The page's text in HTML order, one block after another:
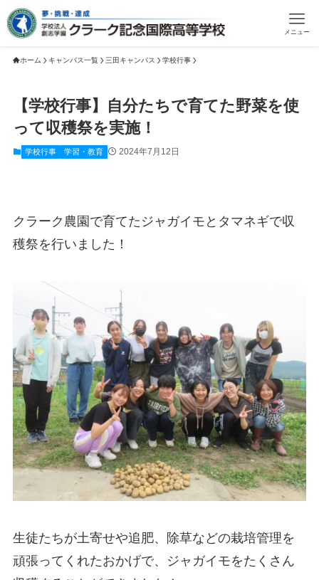
メニュー
ホーム キャンパス一覧 三田キャンパス 学校行事
【学校行事】自分たちで育てた野菜を使
って収穫祭を実施！
学校行事 学習・教育 2024年7月12日
クラーク農園で育てたジャガイモとタマネギで収
穫祭を行いました！
生徒たちが土寄せや追肥、除草などの栽培管理を
頑張ってくれたおかげで、ジャガイモをたくさん